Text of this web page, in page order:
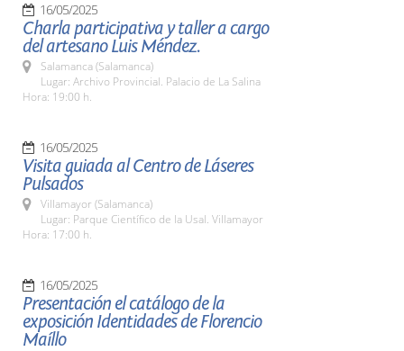
16/05/2025
Charla participativa y taller a cargo
del artesano Luis Méndez.
Salamanca (Salamanca)
Lugar: Archivo Provincial. Palacio de La Salina
Hora: 19:00 h.
16/05/2025
Visita guiada al Centro de Láseres
Pulsados
Villamayor (Salamanca)
Lugar: Parque Científico de la Usal. Villamayor
Hora: 17:00 h.
16/05/2025
Presentación el catálogo de la
exposición Identidades de Florencio
Maíllo